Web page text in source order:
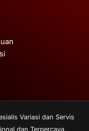
Variasi dan Servis
dan Terpercaya.